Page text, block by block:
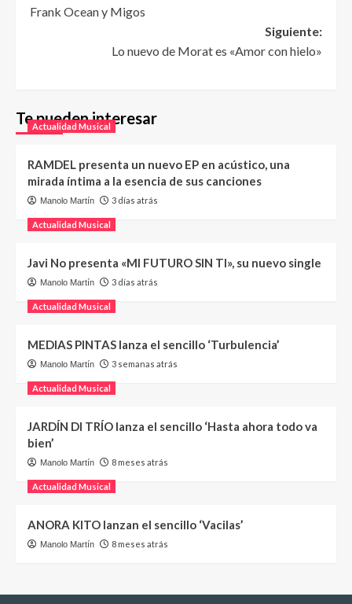
Frank Ocean y Migos
Siguiente:
Lo nuevo de Morat es «Amor con hielo»
Te pueden interesar
Actualidad Musical
RAMDEL presenta un nuevo EP en acústico, una
mirada íntima a la esencia de sus canciones
Manolo Martín 3 días atrás
Actualidad Musical
Javi No presenta «MI FUTURO SIN TI», su nuevo single
Manolo Martín 3 días atrás
Actualidad Musical
MEDIAS PINTAS lanza el sencillo ‘Turbulencia’
Manolo Martín 3 semanas atrás
Actualidad Musical
JARDÍN DI TRÍO lanza el sencillo ‘Hasta ahora todo va
bien’
Manolo Martín 8 meses atrás
Actualidad Musical
ANORA KITO lanzan el sencillo ‘Vacilas’
Manolo Martín 8 meses atrás